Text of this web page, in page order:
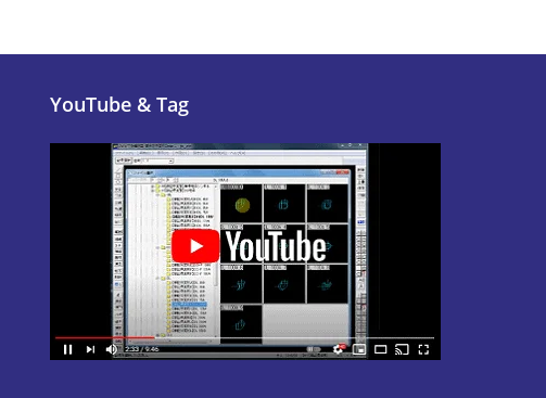
YouTube & Tag